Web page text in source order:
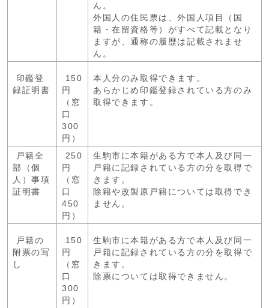
ん。
外国人の住民票は、外国人項目（国
籍・在留資格等）がすべて記載となり
ますが、通称の履歴は記載されませ
ん。
印鑑登
録証明書
150
円
（窓
口
300
円）
本人分のみ取得できます。
あらかじめ印鑑登録されている方のみ
取得できます。
戸籍全
部（個
人）事項
証明書
250
円
（窓
口
450
円）
生駒市に本籍がある方で本人及び同一
戸籍に記録されている方の分を取得で
きます。
除籍や改製原戸籍については取得でき
ません。
戸籍の
附票の写
し
150
円
（窓
口
300
円）
生駒市に本籍がある方で本人及び同一
戸籍に記録されている方の分を取得で
きます。
除票については取得できません。